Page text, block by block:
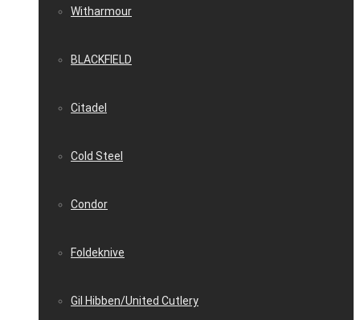
Witharmour
BLACKFIELD
Citadel
Cold Steel
Condor
Foldeknive
Gil Hibben/United Cutlery